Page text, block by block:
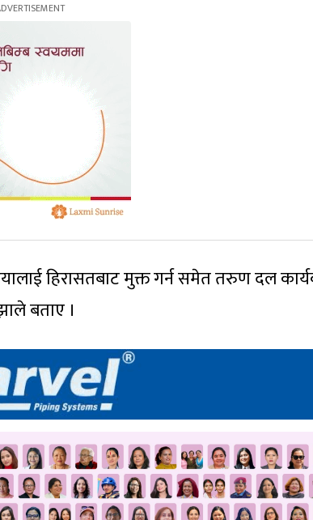
हिरासतबाट मुक्त गर्न समेत तरुण दल
बताए ।